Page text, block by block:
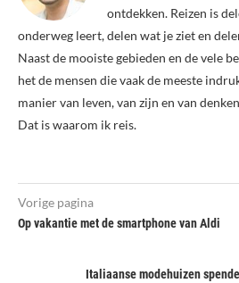
ontdekken. Reizen is
onderweg leert, delen wat je ziet en
Naast de mooiste gebieden en de vele
het de mensen die vaak de meeste
manier van leven, van zijn en van
Dat is waarom ik reis.
Vorige pagina
Op vakantie met de smartphone van Aldi
Italiaanse modehuizen